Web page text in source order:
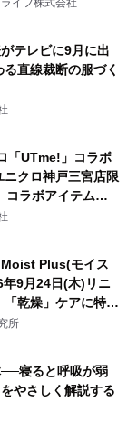
イフ株式会社
テレビに9月に出
直線裁断の服づく
「UTme!」コラボ
ニクロ神戸三宮店限
コラボアイテムが
Plus(モイス
年9月24日(木)リニ
「乾燥」ケアに特化
いに満ちた肌へ
所
寝ると呼吸が弱
やさしく解説する